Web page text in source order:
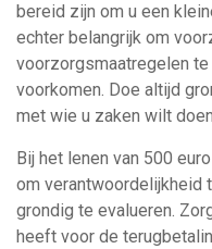
bereid zijn om u een
echter belangrijk om
voorzorgsmaatregelen
voorkomen. Doe altijd
met wie u zaken wilt
Bij het lenen van 500
om verantwoordelijkheid
grondig te evalueren.
heeft voor de